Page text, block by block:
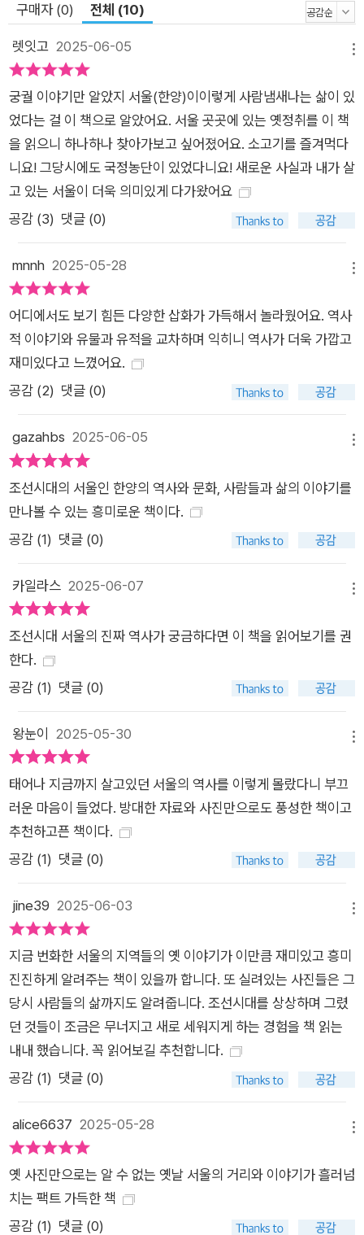
구매자 (0) 전체 (10)
렛잇고 2025-06-05
궁궐 이야기만 알았지 서울(한양)이이렇게 사람냄새나는 삶이 있
었다는 걸 이 책으로 알았어요. 서울 곳곳에 있는 옛정취를 이 책
을 읽으니 하나하나 찾아가보고 싶어졌어요. 소고기를 즐겨먹다
니요! 그당시에도 국정농단이 있었다니요! 새로운 사실과 내가 살
고 있는 서울이 더욱 의미있게 다가왔어요
공감 (3) 댓글 (0)
mnnh 2025-05-28
어디에서도 보기 힘든 다양한 삽화가 가득해서 놀라웠어요. 역사
적 이야기와 유물과 유적을 교차하며 익히니 역사가 더욱 가깝고
재미있다고 느꼈어요.
공감 (2) 댓글 (0)
gazahbs 2025-06-05
조선시대의 서울인 한양의 역사와 문화, 사람들과 삶의 이야기를
만나볼 수 있는 흥미로운 책이다.
공감 (1) 댓글 (0)
카일라스 2025-06-07
조선시대 서울의 진짜 역사가 궁금하다면 이 책을 읽어보기를 권
한다.
공감 (1) 댓글 (0)
왕눈이 2025-05-30
태어나 지금까지 살고있던 서울의 역사를 이렇게 몰랐다니 부끄
러운 마음이 들었다. 방대한 자료와 사진만으로도 풍성한 책이고
추천하고픈 책이다.
공감 (1) 댓글 (0)
jine39 2025-06-03
지금 번화한 서울의 지역들의 옛 이야기가 이만큼 재미있고 흥미
진진하게 알려주는 책이 있을까 합니다. 또 실려있는 사진들은 그
당시 사람들의 삶까지도 알려줍니다. 조선시대를 상상하며 그렸
던 것들이 조금은 무너지고 새로 세워지게 하는 경험을 책 읽는
내내 했습니다. 꼭 읽어보길 추천합니다.
공감 (1) 댓글 (0)
alice6637 2025-05-28
옛 사진만으로는 알 수 없는 옛날 서울의 거리와 이야기가 흘러넘
치는 팩트 가득한 책
공감 (1) 댓글 (0)